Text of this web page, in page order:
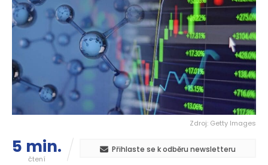
Zdroj: Getty Images
5 min.
čtení
Přihlaste se k odběru newsletteru